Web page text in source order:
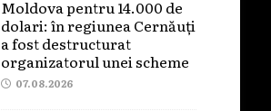
Moldova pentru 14.000 de
dolari: în regiunea Cernăuți
a fost destructurat
organizatorul unei scheme
07.08.2026